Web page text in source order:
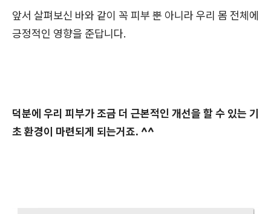
앞서 살펴보신 바와 같이 꼭 피부 뿐 아니라 우리 몸 전체에
긍정적인 영향을 준답니다.
덕분에 우리 피부가 조금 더 근본적인 개선을 할 수 있는 기
초 환경이 마련되게 되는거죠. ^^